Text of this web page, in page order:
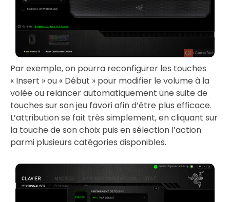
Par exemple, on pourra reconfigurer les touches
« Insert » ou « Début » pour modifier le volume à la
volée ou relancer automatiquement une suite de
touches sur son jeu favori afin d’être plus efficace.
L’attribution se fait très simplement, en cliquant sur
la touche de son choix puis en sélection l’action
parmi plusieurs catégories disponibles.